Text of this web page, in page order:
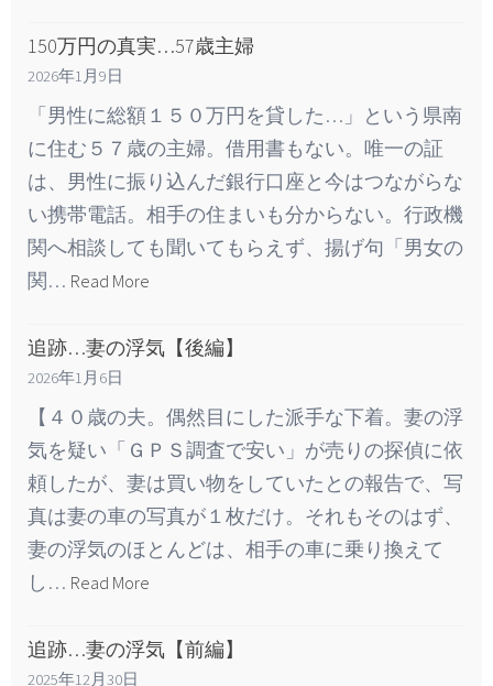
150万円の真実…57歳主婦
2026年1月9日
「男性に総額１５０万円を貸した…」という県南
に住む５７歳の主婦。借用書もない。唯一の証
は、男性に振り込んだ銀行口座と今はつながらな
い携帯電話。相手の住まいも分からない。行政機
関へ相談しても聞いてもらえず、揚げ句「男女の
関… Read More
追跡…妻の浮気【後編】
2026年1月6日
【４０歳の夫。偶然目にした派手な下着。妻の浮
気を疑い「ＧＰＳ調査で安い」が売りの探偵に依
頼したが、妻は買い物をしていたとの報告で、写
真は妻の車の写真が１枚だけ。それもそのはず、
妻の浮気のほとんどは、相手の車に乗り換えて
し… Read More
追跡…妻の浮気【前編】
2025年12月30日